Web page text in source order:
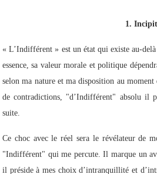
1.
« L’Indifférent » est un état qui existe
essence, sa valeur morale et politique
selon ma nature et ma disposition au
de contradictions, "d’Indifférent" absolu il
suite.
Ce choc avec le réel sera le révélateur de
"Indifférent" qui me percute. Il marque un
il préside à mes choix d’intranquillité et